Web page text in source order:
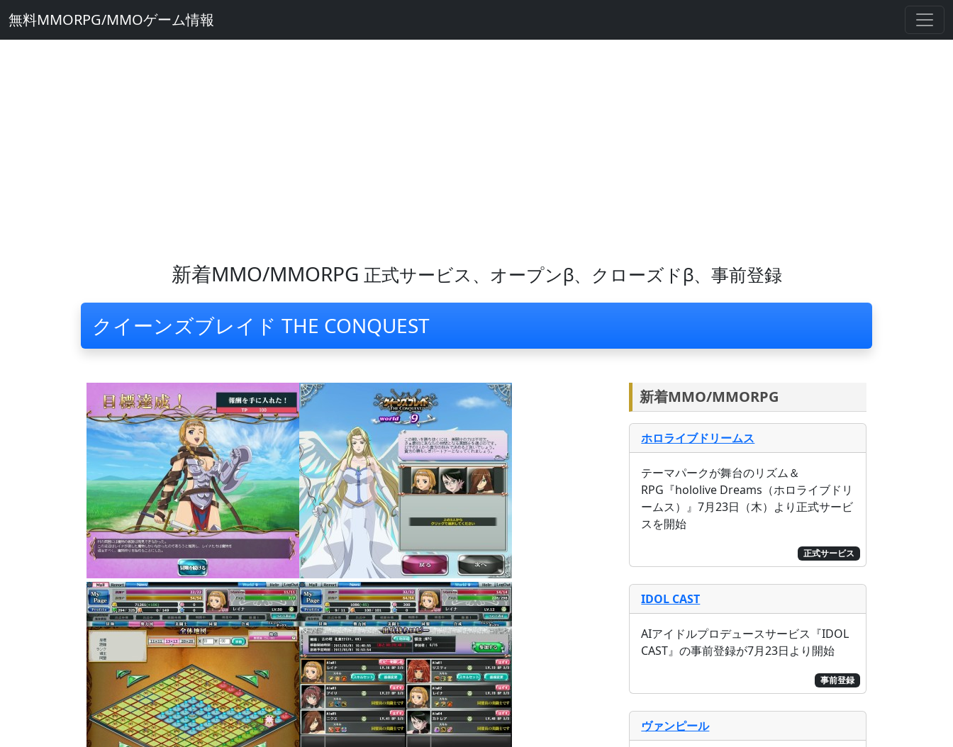
無料MMORPG/MMOゲーム情報
新着MMO/MMORPG 正式サービス、オープンβ、クローズドβ、事前登録
クイーンズブレイド THE CONQUEST
新着MMO/MMORPG
ホロライブドリームス
正式サービス
テーマパークが舞台のリズム＆
RPG『hololive Dreams（ホロライブドリ
ームス）』7月23日（木）より正式サービ
スを開始
IDOL CAST
事前登録
AIアイドルプロデュースサービス『IDOL
CAST』の事前登録が7月23日より開始
ヴァンピール